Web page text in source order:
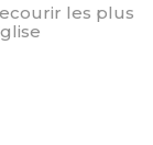
les plus